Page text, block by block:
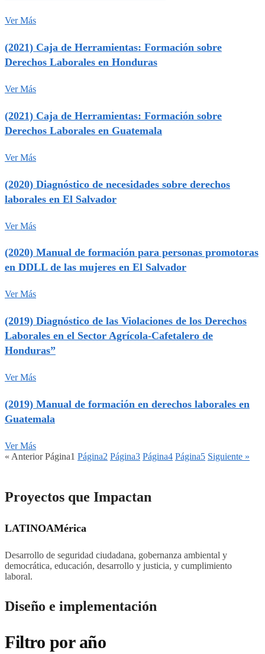
Ver Más
(2021) Caja de Herramientas: Formación sobre
Derechos Laborales en Honduras
Ver Más
(2021) Caja de Herramientas: Formación sobre
Derechos Laborales en Guatemala
Ver Más
(2020) Diagnóstico de necesidades sobre derechos
laborales en El Salvador
Ver Más
(2020) Manual de formación para personas promotoras
en DDLL de las mujeres en El Salvador
Ver Más
(2019) Diagnóstico de las Violaciones de los Derechos
Laborales en el Sector Agrícola-Cafetalero de
Honduras”
Ver Más
(2019) Manual de formación en derechos laborales en
Guatemala
Ver Más
« Anterior Página1 Página2 Página3 Página4 Página5 Siguiente »
Proyectos que Impactan
LATINOAMérica
Desarrollo de seguridad ciudadana, gobernanza ambiental y
democrática, educación, desarrollo y justicia, y cumplimiento
laboral.
Diseño e implementación
Filtro por año